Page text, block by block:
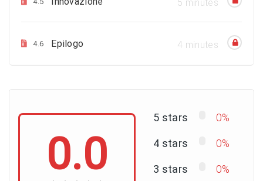
5 minutes
4.6 Epilogo 4 minutes
0.0
5 stars 0%
4 stars 0%
3 stars 0%